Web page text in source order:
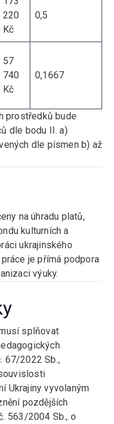
220
Kč
0,5
57
740
Kč
0,1667
prostředků bude
dle bodu II. a)
dle písmen b) až
na úhradu platů,
kulturních a
ukrajinského
je přímá podpora
výuky.
splňovat
67/2022 Sb.,
Ukrajiny vyvolaným
pozdějších
563/2004 Sb., o